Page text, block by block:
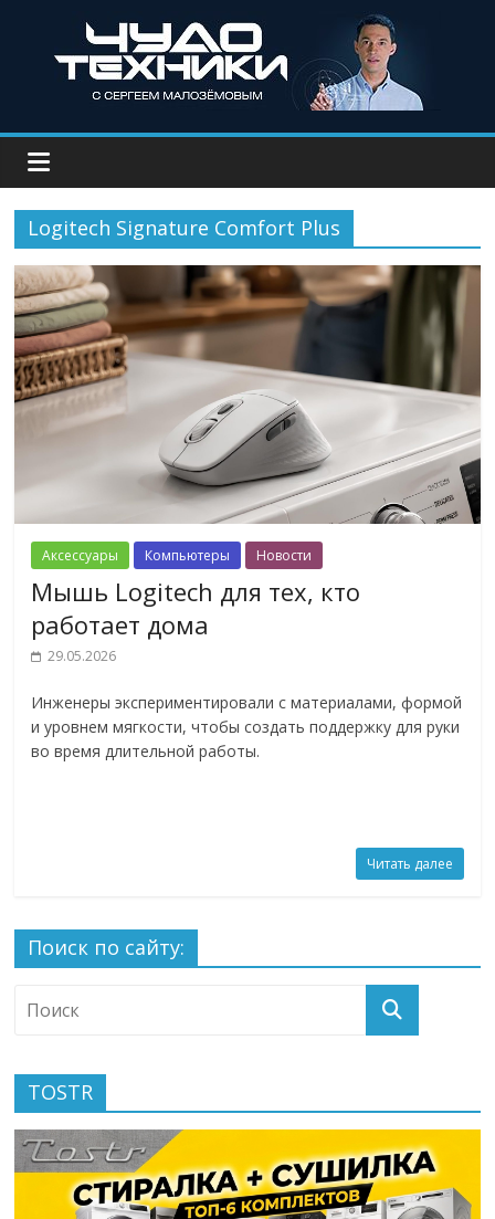
Logitech Signature Comfort Plus
Аксессуары Компьютеры Новости
Мышь Logitech для тех, кто
работает дома
29.05.2026
Инженеры экспериментировали с материалами, формой
и уровнем мягкости, чтобы создать поддержку для руки
во время длительной работы.
Читать далее
Поиск по сайту:
TOSTR